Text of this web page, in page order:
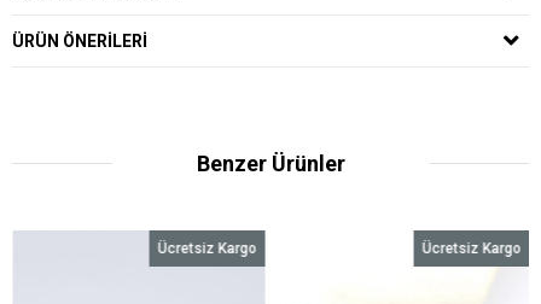
ÜRÜN ÖNERILERI
Benzer Ürünler
Ücretsiz Kargo Ücretsiz Kargo